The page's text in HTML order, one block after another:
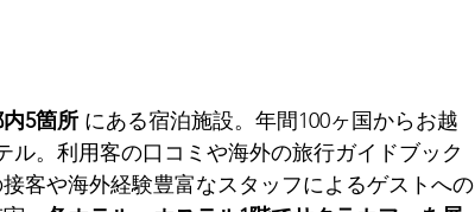
5箇所 にある宿泊施設。年間100ヶ国からお越
ル。利用客の口コミや海外の旅行ガイドブック
客や海外経験豊富なスタッフによるゲストへの